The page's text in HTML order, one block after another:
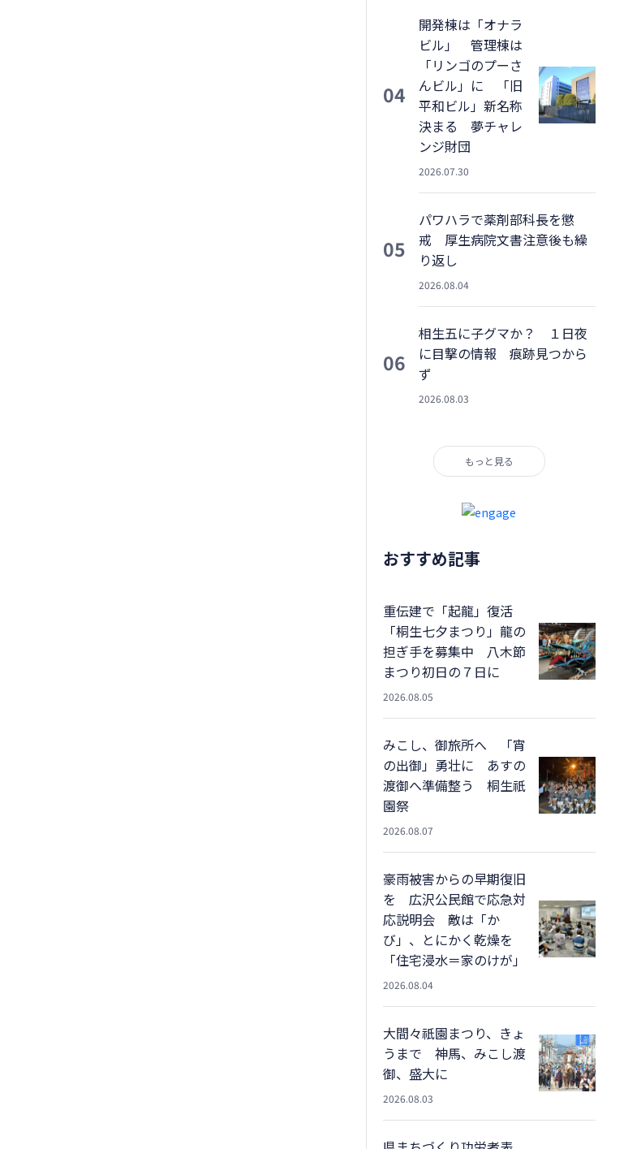
04
開発棟は「オナラ
ビル」 管理棟は
「リンゴのプーさ
んビル」に 「旧
平和ビル」新名称
決まる 夢チャレ
ンジ財団
2026.07.30
05
パワハラで薬剤部科長を懲
戒 厚生病院文書注意後も繰
り返し
2026.08.04
06
相生五に子グマか？ １日夜
に目撃の情報 痕跡見つから
ず
2026.08.03
もっと見る
おすすめ記事
重伝建で「起龍」復活
「桐生七夕まつり」龍の
担ぎ手を募集中 八木節
まつり初日の７日に
2026.08.05
みこし、御旅所へ 「宵
の出御」勇壮に あすの
渡御へ準備整う 桐生祇
園祭
2026.08.07
豪雨被害からの早期復旧
を 広沢公民館で応急対
応説明会 敵は「か
び」、とにかく乾燥を
「住宅浸水＝家のけが」
2026.08.04
大間々祇園まつり、きょ
うまで 神馬、みこし渡
御、盛大に
2026.08.03